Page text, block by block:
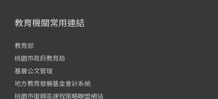
教育機關常用連結
教育部
桃園市政府教育局
基層公文管理
地方教育發展基金會計系統
桃園市復興區課程策略聯盟網站